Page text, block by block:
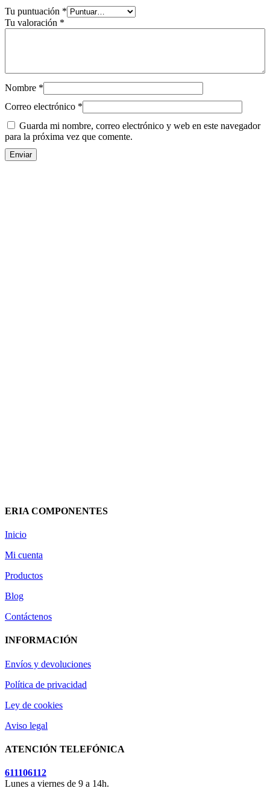
Tu puntuación *
Tu valoración *
Nombre *
Correo electrónico *
Guarda mi nombre, correo electrónico y web en este navegador
para la próxima vez que comente.
ERIA COMPONENTES
Inicio
Mi cuenta
Productos
Blog
Contáctenos
INFORMACIÓN
Envíos y devoluciones
Política de privacidad
Ley de cookies
Aviso legal
ATENCIÓN TELEFÓNICA
611106112
Lunes a viernes de 9 a 14h.